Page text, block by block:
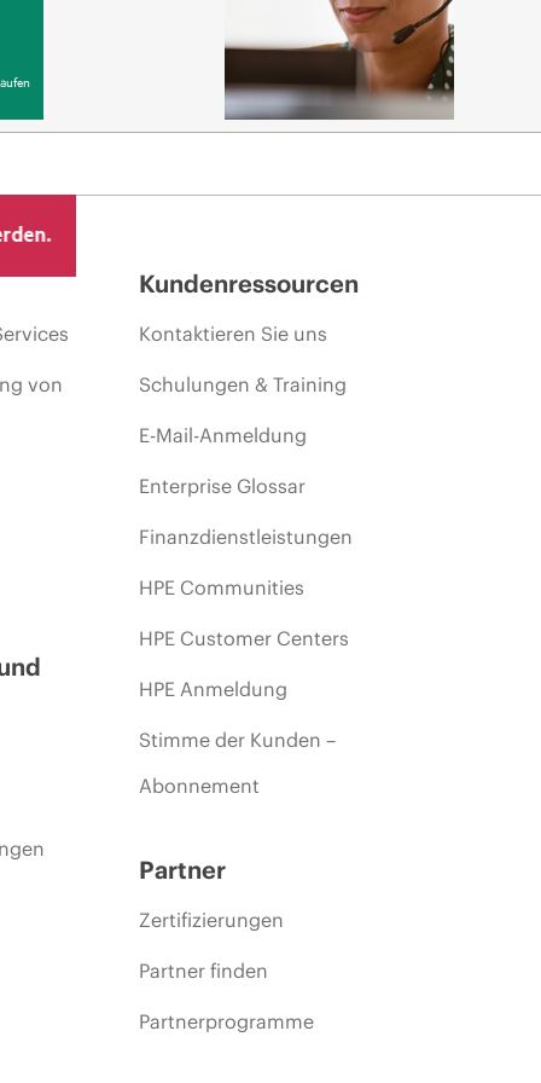
von
Kundenressourcen
Kontaktieren Sie uns
Schulungen & Training
E-Mail-Anmeldung
Enterprise Glossar
Finanzdienstleistungen
HPE Communities
HPE Customer Centers
HPE Anmeldung
Stimme der Kunden –
Abonnement
Partner
Zertifizierungen
Partner finden
Partnerprogramme